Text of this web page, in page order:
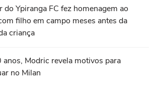
do Ypiranga FC fez homenagem ao
filho em campo meses antes da
criança
Modric revela motivos para
no Milan